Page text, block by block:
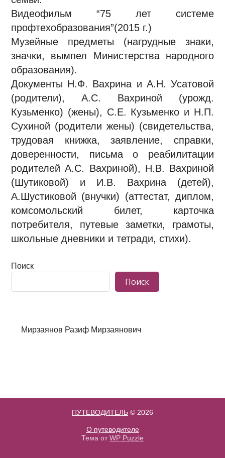
Видеофильм “75 лет системе
профтехобразования”(2015 г.)
Музейные предметы (нагрудные знаки,
значки, вымпел Министерства народного
образования).
Документы Н.Ф. Вахрина и А.Н. Усатовой
(родители), А.С. Вахриной (урожд.
Кузьменко) (жены), С.Е. Кузьменко и Н.П.
Сухиной (родители жены) (свидетельства,
трудовая книжка, заявление, справки,
доверенности, письма о реабилитации
родителей А.С. Вахриной), Н.В. Вахриной
(Шутиковой) и И.В. Вахрина (детей),
А.Шустиковой (внучки) (аттестат, диплом,
комсомольский билет, карточка
потребителя, путевые заметки, грамоты,
школьные дневники и тетради, стихи).
Поиск
Поиск
Мирзаянов Разиф Мирзаянович
ПУТЕВОДИТЕЛЬ © 2026
О путеводителе
Тема отWP Puzzle